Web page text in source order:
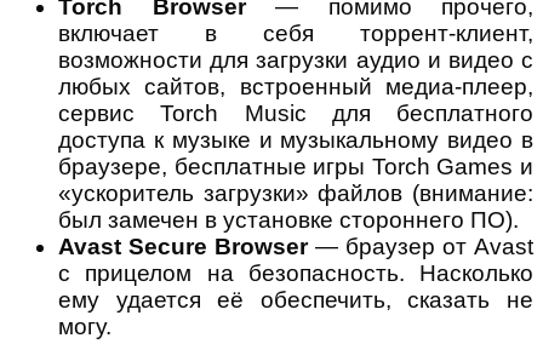
Torch Browser— помимо прочего,
включает в себя торрент-клиент,
возможности для загрузки аудио и видео с
любых сайтов, встроенный медиа-плеер,
сервис Torch Music для бесплатного
доступа к музыке и музыкальному видео в
браузере, бесплатные игры Torch Games и
«ускоритель загрузки» файлов (внимание:
был замечен в установке стороннего ПО).
Avast Secure Browser— браузер от Avast
с прицелом на безопасность. Насколько
ему удается её обеспечить, сказать не
могу.